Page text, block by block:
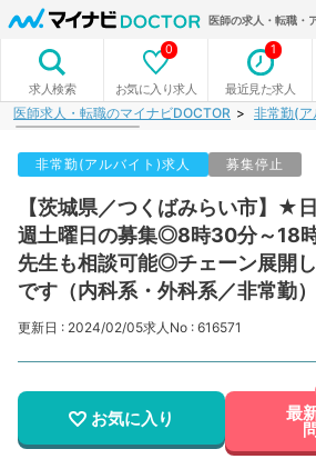
医師の求人・転職・
求人検索 お気に入り求人
0
最近見た求人
1
医師求人・転職のマイナビDOCTOR 非常勤(ア
非常勤(アルバイト)求人 募集停止
【茨城県／つくばみらい市】★
週土曜日の募集◎8時30分～18
先生も相談可能◎チェーン展開
です（内科系・外科系／非常勤）
更新日 : 2024/02/05求人No : 616571
お気に入り 最